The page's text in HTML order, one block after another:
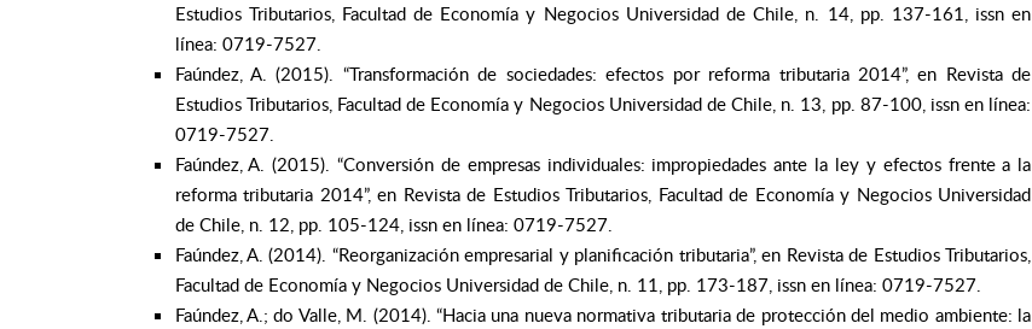
Estudios Tributarios, Facultad de Economía y Negocios Universidad de Chile, n. 14, pp. 137-161, issn en
línea: 0719-7527.
Faúndez, A. (2015). “Transformación de sociedades: efectos por reforma tributaria 2014”, en Revista de
Estudios Tributarios, Facultad de Economía y Negocios Universidad de Chile, n. 13, pp. 87-100, issn en línea:
0719-7527.
Faúndez, A. (2015). “Conversión de empresas individuales: impropiedades ante la ley y efectos frente a la
reforma tributaria 2014”, en Revista de Estudios Tributarios, Facultad de Economía y Negocios Universidad
de Chile, n. 12, pp. 105-124, issn en línea: 0719-7527.
Faúndez, A. (2014). “Reorganización empresarial y planificación tributaria”, en Revista de Estudios Tributarios,
Facultad de Economía y Negocios Universidad de Chile, n. 11, pp. 173-187, issn en línea: 0719-7527.
Faúndez, A.; do Valle, M. (2014). “Hacia una nueva normativa tributaria de protección del medio ambiente: la